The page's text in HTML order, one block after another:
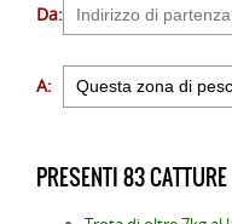
Da:
A:
PRESENTI 83